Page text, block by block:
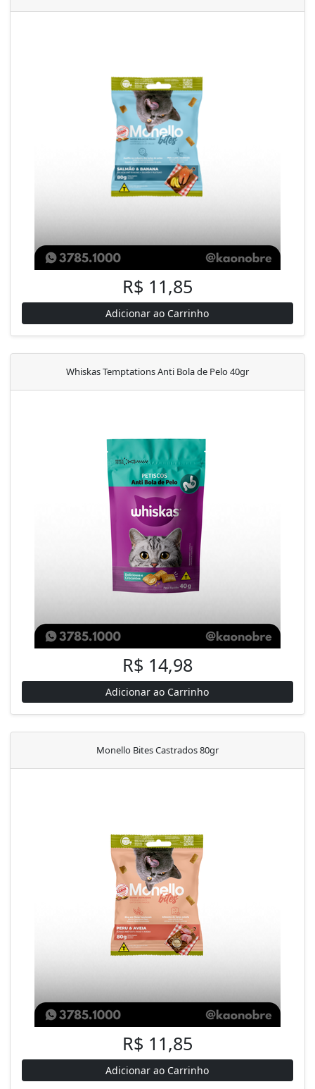
R$ 11,85
Adicionar ao Carrinho
Whiskas Temptations Anti Bola de Pelo 40gr
R$ 14,98
Adicionar ao Carrinho
Monello Bites Castrados 80gr
R$ 11,85
Adicionar ao Carrinho